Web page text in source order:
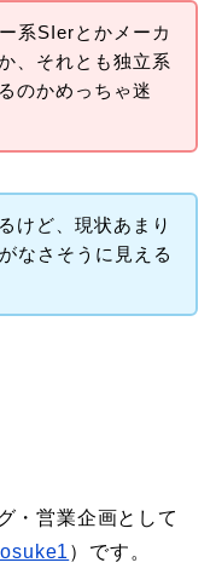
系SIerとかメーカ
、それとも独立系
のかめっちゃ迷
けど、現状あまり
なさそうに見える
・営業企画として
）です。